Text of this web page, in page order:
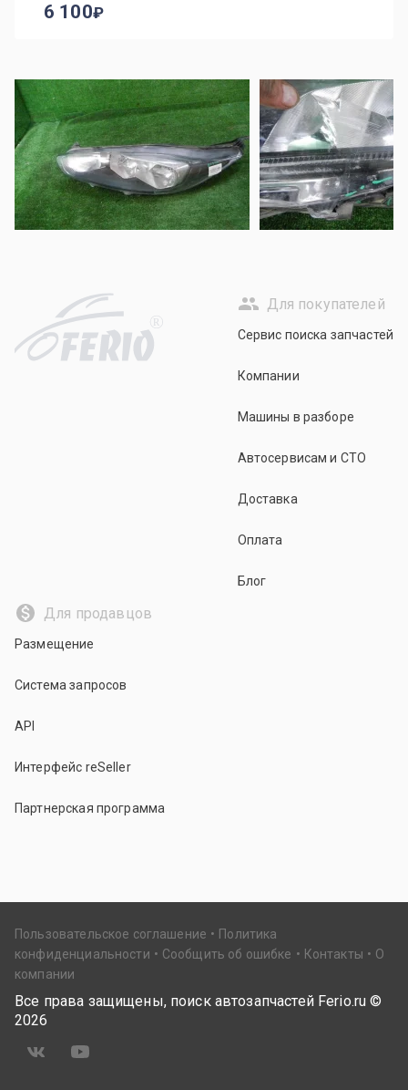
6 100
R
Для покупателей
Сервис поиска запчастей
Компании
Машины в разборе
Автосервисам и СТО
Доставка
Оплата
Блог
Для продавцов
Размещение
Система запросов
API
Интерфейс reSeller
Партнерская программа
Пользовательское соглашение
Политика
конфиденциальности
Сообщить об ошибке Контакты
О
компании
Все права защищены, поиск автозапчастей Ferio.ru ©
2026